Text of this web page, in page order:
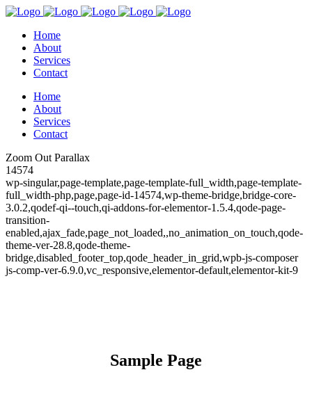
Home
About
Services
Contact
Home
About
Services
Contact
Zoom Out Parallax
14574
wp-singular,page-template,page-template-full_width,page-template-
full_width-php,page,page-id-14574,wp-theme-bridge,bridge-core-
3.0.2,qodef-qi--touch,qi-addons-for-elementor-1.5.4,qode-page-
transition-
enabled,ajax_fade,page_not_loaded,,no_animation_on_touch,qode-
theme-ver-28.8,qode-theme-
bridge,disabled_footer_top,qode_header_in_grid,wpb-js-composer
js-comp-ver-6.9.0,vc_responsive,elementor-default,elementor-kit-9
Sample Page